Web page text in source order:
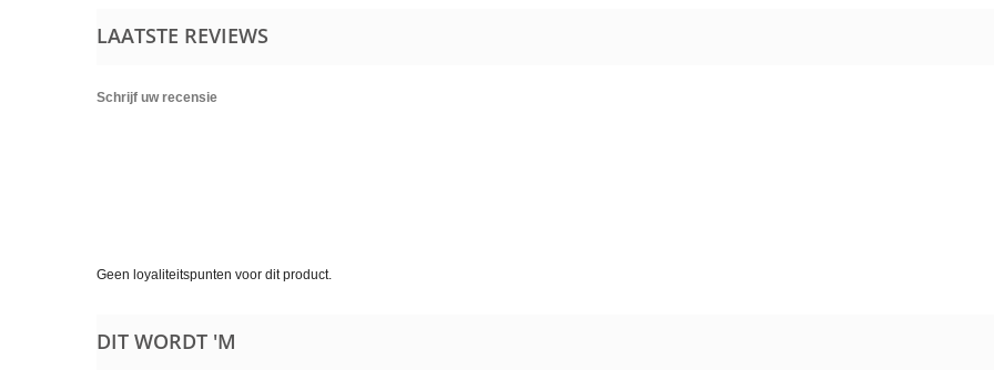
LAATSTE REVIEWS
Schrijf uw recensie
Geen loyaliteitspunten voor dit product.
DIT WORDT 'M